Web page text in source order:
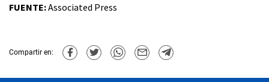
FUENTE:Associated Press
Compartir en: